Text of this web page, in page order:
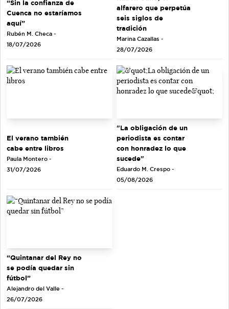
“Sin la confianza de
Cuenca no estaríamos
aquí”
Rubén M. Checa -
18/07/2026
alfarero que perpetúa
seis siglos de
tradición
Marina Cazallas -
28/07/2026
El verano también
cabe entre libros
Paula Montero -
31/07/2026
"La obligación de un
periodista es contar
con honradez lo que
sucede"
Eduardo M. Crespo -
05/08/2026
“Quintanar del Rey no
se podía quedar sin
fútbol”
Alejandro del Valle -
26/07/2026